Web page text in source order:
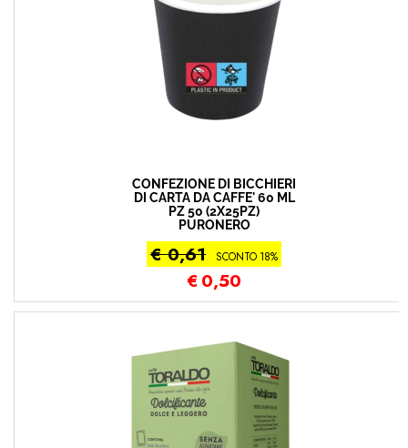
CONFEZIONE DI BICCHIERI
DI CARTA DA CAFFE' 60 ML
PZ 50 (2X25PZ)
PURONERO
€ 0,61 SCONTO 18%
€ 0,50